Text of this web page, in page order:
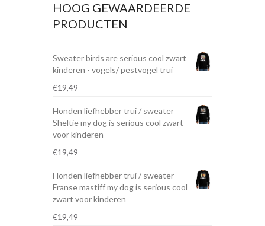
HOOG GEWAARDEERDE
PRODUCTEN
Sweater birds are serious cool zwart
kinderen - vogels/ pestvogel trui
€19,49
Honden liefhebber trui / sweater
Sheltie my dog is serious cool zwart
voor kinderen
€19,49
Honden liefhebber trui / sweater
Franse mastiff my dog is serious cool
zwart voor kinderen
€19,49